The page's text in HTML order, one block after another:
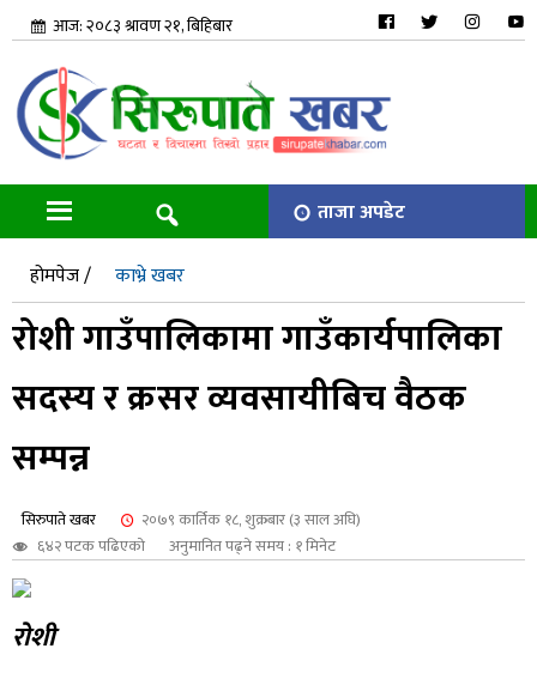
आज: २०८३ श्रावण २१, बिहिबार
ताजा अपडेट
होमपेज /
काभ्रे खबर
रोशी गाउँपालिकामा गाउँकार्यपालिका
सदस्य र क्रसर व्यवसायीबिच वैठक
सम्पन्न
सिरुपाते खबर
२०७९ कार्तिक १८, शुक्रबार (३ साल अघि)
६४२ पटक पढिएको
अनुमानित पढ्ने समय : १ मिनेट
रोशी